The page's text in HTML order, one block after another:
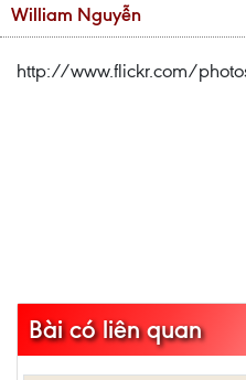
William Nguyễn
http://www.flickr.com/
Bài có liên quan